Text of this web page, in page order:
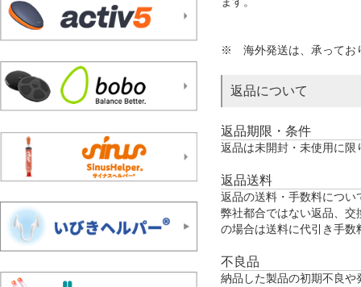
※ 海外発送は、承ってお
返品について
返品期限・条件
返品は未開封・未使用に
返品送料
返品の送料・手数料につ
弊社都合ではない返品、
の場合は送料に代引き手
不良品
納品した製品の初期不良